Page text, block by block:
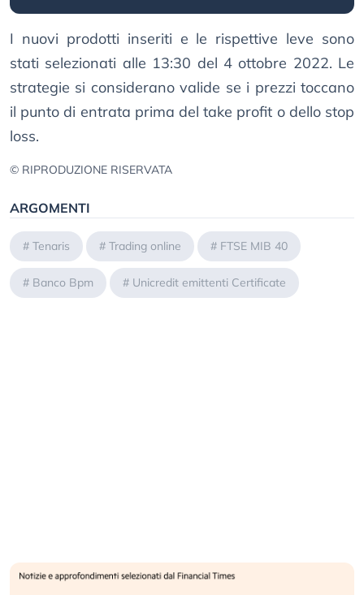
I nuovi prodotti inseriti e le rispettive leve sono
stati selezionati alle 13:30 del 4 ottobre 2022. Le
strategie si considerano valide se i prezzi toccano
il punto di entrata prima del take profit o dello stop
loss.
© RIPRODUZIONE RISERVATA
ARGOMENTI
# Tenaris # Trading online # FTSE MIB 40
# Banco Bpm # Unicredit emittenti Certificate